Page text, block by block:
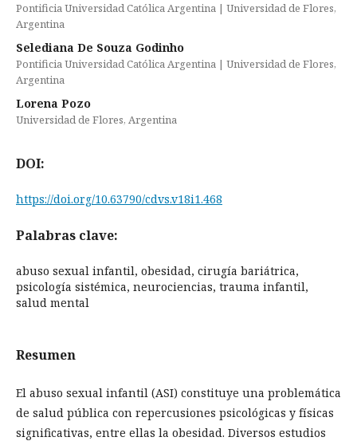
Pontificia Universidad Católica Argentina | Universidad de Flores,
Argentina
Selediana De Souza Godinho
Pontificia Universidad Católica Argentina | Universidad de Flores,
Argentina
Lorena Pozo
Universidad de Flores, Argentina
DOI:
https://doi.org/10.63790/cdvs.v18i1.468
Palabras clave:
abuso sexual infantil, obesidad, cirugía bariátrica,
psicología sistémica, neurociencias, trauma infantil,
salud mental
Resumen
El abuso sexual infantil (ASI) constituye una problemática
de salud pública con repercusiones psicológicas y físicas
significativas, entre ellas la obesidad. Diversos estudios